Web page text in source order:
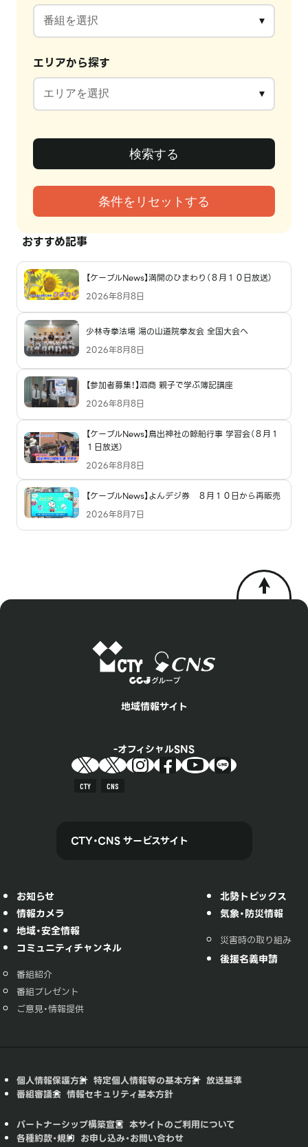
エリアから探す
おすすめ記事
【ケーブルNews】満開のひまわり（８月１０日放送）
2026年8月8日
少林寺拳法場 湯の山道院拳友会 全国大会へ
2026年8月8日
【参加者募集！】泗商 親子で学ぶ簿記講座
2026年8月8日
【ケーブルNews】鳥出神社の鯨船行事 学習会（８月１
１日放送）
2026年8月8日
【ケーブルNews】よんデジ券 ８月１０日から再販売
2026年8月7日
地域情報サイト
オフィシャルSNS
CTY CNS
CTY・CNS サービスサイト
お知らせ
情報カメラ
地域・安全情報
コミュニティチャンネル
番組紹介
番組プレゼント
ご意見・情報提供
北勢トピックス
気象・防災情報
災害時の取り組み
後援名義申請
個人情報保護方針 特定個人情報等の基本方針 放送基準
番組審議会 情報セキュリティ基本方針
パートナーシップ構築宣言 本サイトのご利用について
各種約款・規約 お申し込み・お問い合わせ